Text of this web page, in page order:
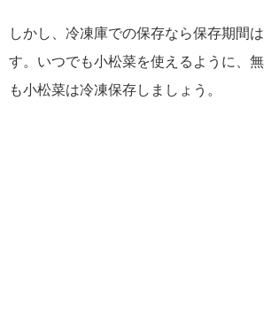
しかし、冷凍庫での保存なら保存期間
す。いつでも小松菜を使えるように、
も小松菜は冷凍保存しましょう。